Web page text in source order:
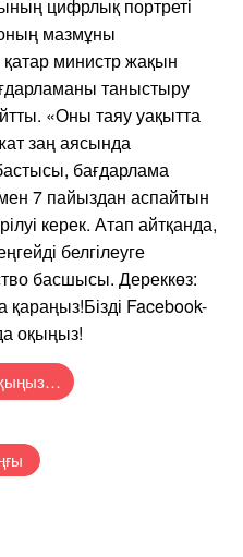
цифрлық портреті
мазмұны
министр жақын
таныстыру
«Оны таяу уақытта
заң аясында
бағдарлама
7 пайыздан аспайтын
керек. Атап айтқанда,
белгілеуге
басшысы. Дереккөз:
қараңыз!Бізді Facebook-
оқыңыз!